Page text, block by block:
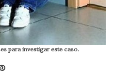
para investigar este caso.
Pinterest